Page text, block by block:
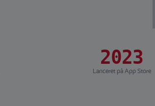
2023
Lanceret på App Store